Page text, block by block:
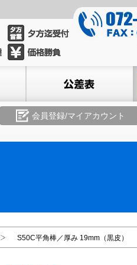
0
7
1
-
9
0
6
1
-
会員登録/マイアカウント
S50C平角棒／厚み 19mm（黒皮）